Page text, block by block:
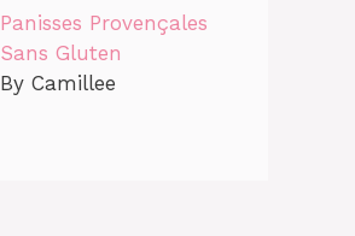
Panisses Provençales
Sans Gluten
By Camillee